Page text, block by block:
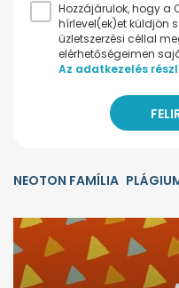
Hozzájárulok, hogy a
hírlevel(ek)et küldjön
üzletszerzési céllal
elérhetőségeimen
Az adatkezelés
NEOTON FAMÍLIA